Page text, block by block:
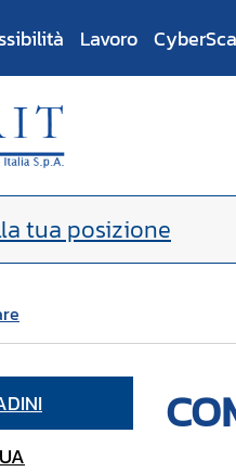
Lavoro
tua posizione